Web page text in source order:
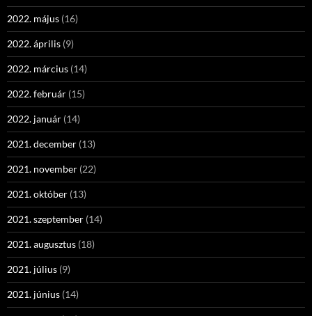
2022. május (16)
2022. április (9)
2022. március (14)
2022. február (15)
2022. január (14)
2021. december (13)
2021. november (22)
2021. október (13)
2021. szeptember (14)
2021. augusztus (18)
2021. július (9)
2021. június (14)